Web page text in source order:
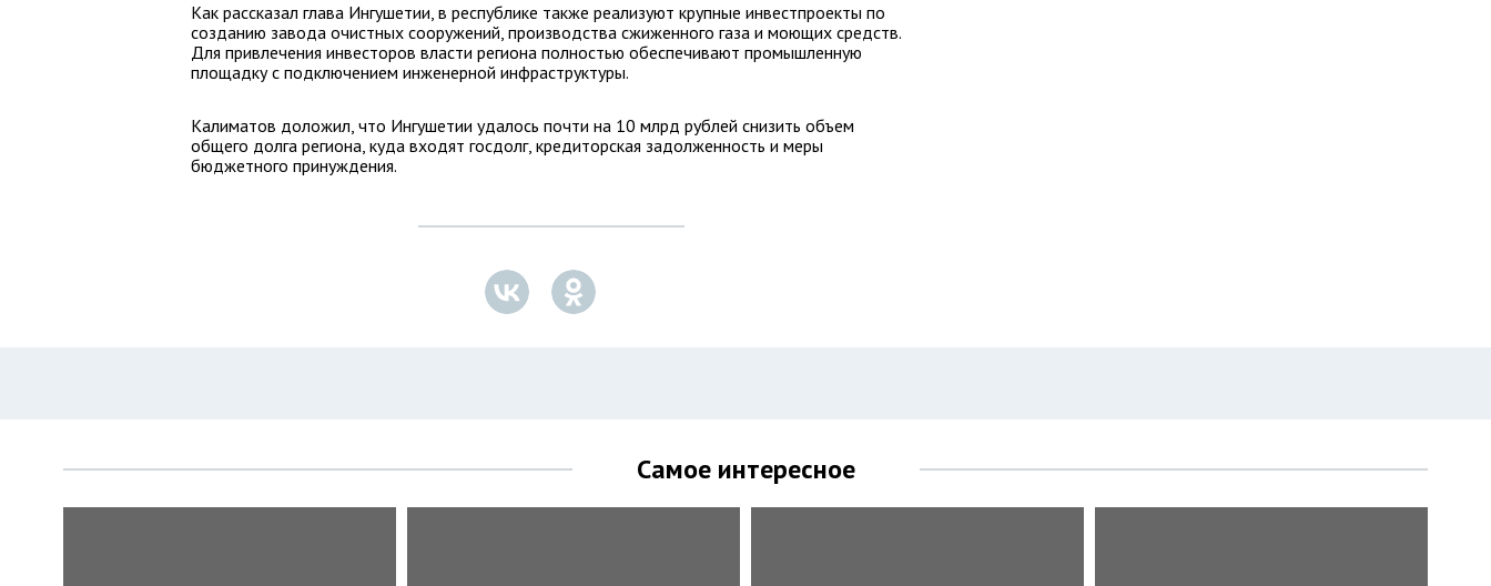
Как рассказал глава Ингушетии, в республике также реализуют крупные инвестпроекты по
созданию завода очистных сооружений, производства сжиженного газа и моющих средств.
Для привлечения инвесторов власти региона полностью обеспечивают промышленную
площадку с подключением инженерной инфраструктуры.
Калиматов доложил, что Ингушетии удалось почти на 10 млрд рублей снизить объем
общего долга региона, куда входят госдолг, кредиторская задолженность и меры
бюджетного принуждения.
Самое интересное